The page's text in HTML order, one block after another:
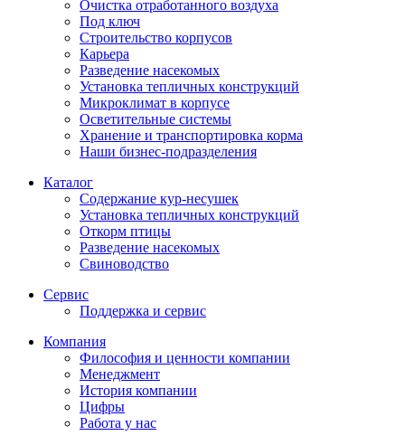
Очистка отработанного воздуха
Под ключ
Строительство корпусов
Карьера
Разведение насекомых
Установка тепличных конструкций
Микроклимат в корпусе
Осветительные системы
Хранение и транспортировка корма
Наши бизнес-подразделения
Каталог
Содержание кур-несушек
Установка тепличных конструкций
Откорм птицы
Разведение насекомых
Свиноводство
Сервис
Поддержка и сервис
Компания
Философия и ценности компании
Менеджмент
История компании
Цифры
Работа у нас